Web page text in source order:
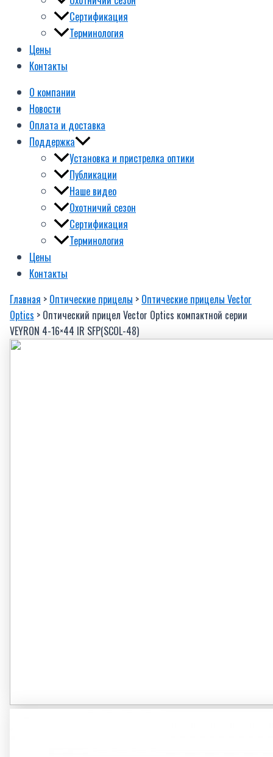
Сертификация
Терминология
Цены
Контакты
О компании
Новости
Оплата и доставка
Поддержка
Установка и пристрелка оптики
Публикации
Наше видео
Охотничий сезон
Сертификация
Терминология
Цены
Контакты
Главная > Оптические прицелы > Оптические прицелы Vector
Optics > Оптический прицел Vector Optics компактной серии
VEYRON 4-16×44 IR SFP(SCOL-48)